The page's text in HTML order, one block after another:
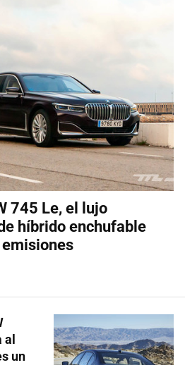
745 Le, el lujo
híbrido enchufable
un